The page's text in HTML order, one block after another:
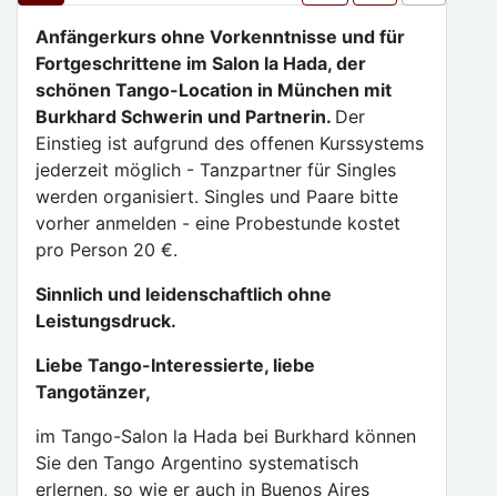
Anfängerkurs ohne Vorkenntnisse und für
Fortgeschrittene im Salon la Hada, der
schönen Tango-Location in München mit
Burkhard Schwerin und Partnerin. Der
Einstieg ist aufgrund des offenen Kurssystems
jederzeit möglich - Tanzpartner für Singles
werden organisiert. Singles und Paare bitte
vorher anmelden - eine Probestunde kostet
pro Person 20 €.
Sinnlich und leidenschaftlich ohne
Leistungsdruck.
Liebe Tango-Interessierte, liebe
Tangotänzer,
im Tango-Salon la Hada bei Burkhard können
Sie den Tango Argentino systematisch
erlernen, so wie er auch in Buenos Aires